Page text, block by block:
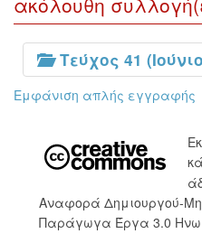
Τεύχος 41
Εμφάνιση απλής εγγραφής
Αναφορά Δημιουργού-
Παράγωγα Έργα 3.0